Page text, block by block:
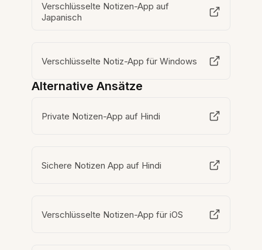
Verschlüsselte Notizen-App auf
Japanisch
Verschlüsselte Notiz-App für Windows
Alternative Ansätze
Private Notizen-App auf Hindi
Sichere Notizen App auf Hindi
Verschlüsselte Notizen-App für iOS